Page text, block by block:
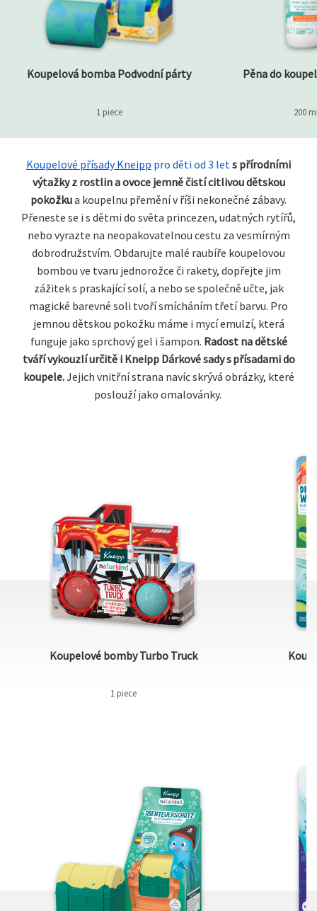
Koupelová bomba Podvodní párty
1 piece
Pěna do
200
Koupelové přísady Kneipp pro děti od 3 let s přírodními
výtažky z rostlin a ovoce jemně čistí citlivou dětskou
pokožkua koupelnu přemění v říši nekonečné zábavy.
Přeneste se i s dětmi do světa princezen, udatných rytířů,
nebo vyrazte na neopakovatelnou cestu za vesmírným
dobrodružstvím. Obdarujte malé raubíře koupelovou
bombou ve tvaru jednorožce či rakety, dopřejte jim
zážitek s praskající solí, a nebo se společně učte, jak
magické barevné soli tvoří smícháním třetí barvu. Pro
jemnou dětskou pokožku máme i mycí emulzí, která
funguje jako sprchový gel i šampon. Radost na dětské
tváří vykouzlí určitě i Kneipp Dárkové sady s přísadami do
koupele.Jejich vnitřní strana navíc skrývá obrázky, které
poslouží jako omalovánky.
Koupelové bomby Turbo Truck
1 piece